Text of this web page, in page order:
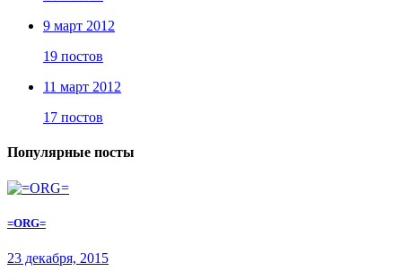
9 март 2012
19 постов
11 март 2012
17 постов
Популярные посты
=ORG=
23 декабря, 2015